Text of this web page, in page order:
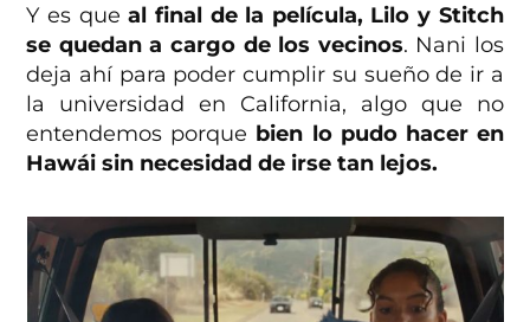
Y es queal final de la película, Lilo y Stitch
se quedan a cargo de los vecinos. Nani los
deja ahí para poder cumplir su sueño de ir a
la universidad en California, algo que no
entendemos porque bien lo pudo hacer en
Hawái sin necesidad de irse tan lejos.